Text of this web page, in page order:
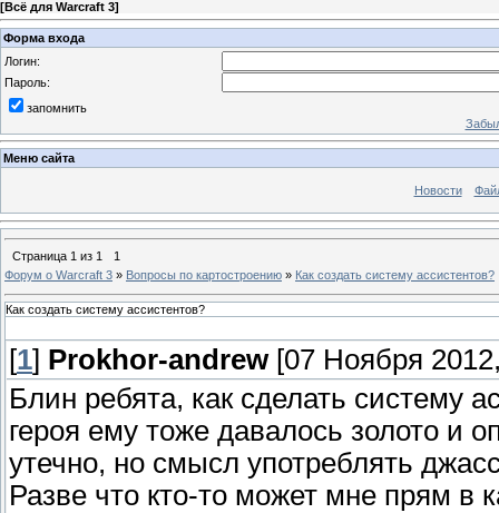
[Всё для Warcraft 3]
Форма входа
Логин:
Пароль:
запомнить
Меню сайта
Новости
Страница 1 из 1
1
Форум о Warcraft 3 » Вопросы по картостроению » Как создать систему ассистентов?
Как создать систему ассистентов?
[1] Prokhor-andrew[07 Ноября
Блин ребята, как сделать систему
героя ему тоже давалось золото и
утечно, но смысл употреблять
Разве что кто-то может мне прям в